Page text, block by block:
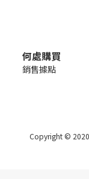
何處購買
銷售據點
Copyright ©